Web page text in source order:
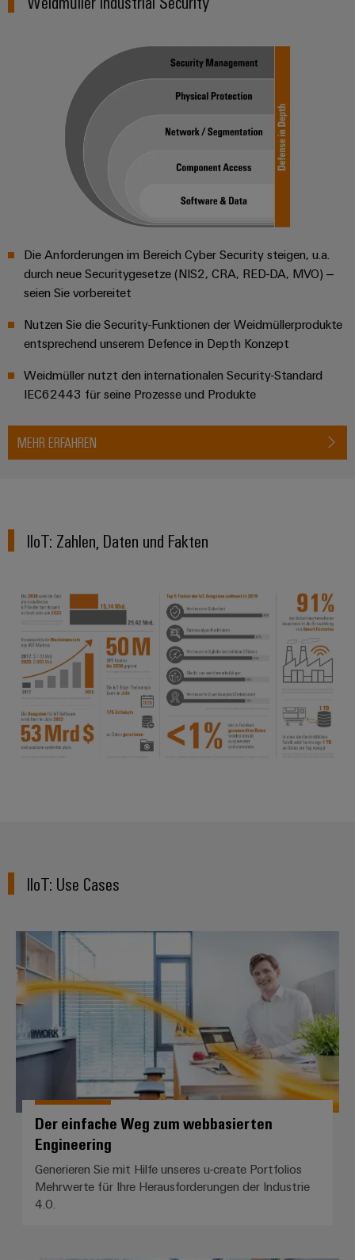
bestückte
Gehäuse
Kundenspezifische
Kabelkonfektionierung
Produktinnovationen
Praxisnahe
Ihre Industrie.
Unsere Neuheiten
im Bereich
Engineering
auf einem
neuen Niveau
‒ intuitiv,
unkompliziert,
schnell
Die Anforderungen im Bereich Cyber Security steigen, u.a.
durch neue Securitygesetze (NIS2, CRA, RED-DA, MVO) –
seien Sie vorbereitet​
Nutzen Sie die Security-Funktionen der Weidmüllerprodukte
entsprechend unserem Defence in Depth Konzept​
Weidmüller nutzt den internationalen Security-Standard
IEC62443 für seine Prozesse und Produkte​
MEHR ERFAHREN
IIoT: Zahlen, Daten und Fakten​
IIoT: Use Cases​
Der einfache Weg zum webbasierten
Engineering
Generieren Sie mit Hilfe unseres u-create Portfolios
Mehrwerte für Ihre Herausforderungen der Industrie
4.0.